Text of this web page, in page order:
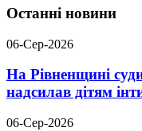
Останні новини
06-Сер-2026
На Рівненщині
надсилав дітям
06-Сер-2026